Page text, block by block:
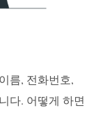
름, 전화번호,
다. 어떻게 하면